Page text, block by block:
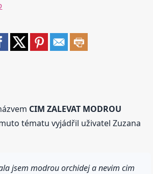
CIM ZALEVAT MODROU
tématu vyjádřil uživatel Zuzana
jsem modrou orchidej a nevim cim